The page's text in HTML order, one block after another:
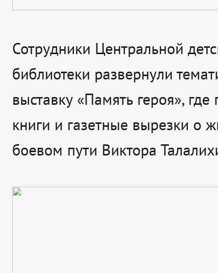
Сотрудники Центральной
библиотеки развернули
выставку «Память героя», где
книги и газетные вырезки о
боевом пути Виктора